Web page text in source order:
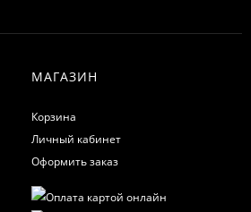
МАГАЗИН
Корзина
Личный кабинет
Оформить заказ